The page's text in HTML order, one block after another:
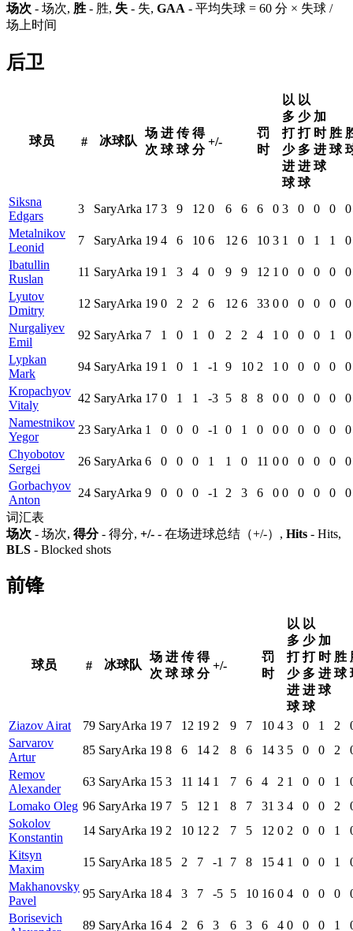
场次 - 场次, 胜 - 胜, 失 - 失, GAA - 平均失球 = 60 分 × 失球 /
场上时间
后卫
球员 # 冰球队
场
次
进
球
传
球
得
分
+/-
罚
时
以
多
打
少
进
球
以
少
打
多
进
球
加
时
进
球
胜
球
Siksna
Edgars
3 SaryArka 17 3 9 12 0 6 6 6 0 3 0 0 0
0
Metalnikov
Leonid
7 SaryArka 19 4 6 10 6 12 6 10 3 1 0 1 1
0
Ibatullin
Ruslan
11 SaryArka 19 1 3 4 0 9 9 12 1 0 0 0 0
0
Lyutov
Dmitry
12 SaryArka 19 0 2 2 6 12 6 33 0 0 0 0 0
0
Nurgaliyev
Emil
92 SaryArka 7 1 0 1 0 2 2 4 1 0 0 0 1
0
Lypkan
Mark
94 SaryArka 19 1 0 1 -1 9 10 2 1 0 0 0 0
0
Kropachyov
Vitaly
42 SaryArka 17 0 1 1 -3 5 8 8 0 0 0 0 0
0
Namestnikov
Yegor
23 SaryArka 1 0 0 0 -1 0 1 0 0 0 0 0 0
0
Chyobotov
Sergei
26 SaryArka 6 0 0 0 1 1 0 11 0 0 0 0 0
0
Gorbachyov
Anton
24 SaryArka 9 0 0 0 -1 2 3 6 0 0 0 0 0
0
词汇表
场次 - 场次, 得分- 得分, +/- - 在场进球总结（+/-）, Hits - Hits,
BLS - Blocked shots
前锋
球员 # 冰球队
场
次
进
球
传
球
得
分
+/-
罚
时
以
多
打
少
进
球
以
少
打
多
进
球
加
时
进
球
胜
球
Ziazov Airat 79 SaryArka 19 7 12 19 2 9 7 10 4 3 0 1 2
Sarvarov
Artur
85 SaryArka 19 8 6 14 2 8 6 14 3 5 0 0 2
Remov
Alexander
63 SaryArka 15 3 11 14 1 7 6 4 2 1 0 0 1
Lomako Oleg 96 SaryArka 19 7 5 12 1 8 7 31 3 4 0 0 2
Sokolov
Konstantin
14 SaryArka 19 2 10 12 2 7 5 12 0 2 0 0 1
Kitsyn
Maxim
15 SaryArka 18 5 2 7 -1 7 8 15 4 1 0 0 1
Makhanovsky
Pavel
95 SaryArka 18 4 3 7 -5 5 10 16 0 4 0 0 0
Borisevich
89 SaryArka 16 4 2 6 3 6 3 6 4 0 0 0 1